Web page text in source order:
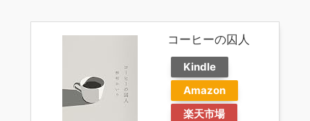
コーヒーの囚人
Kindle
Amazon
楽天市場